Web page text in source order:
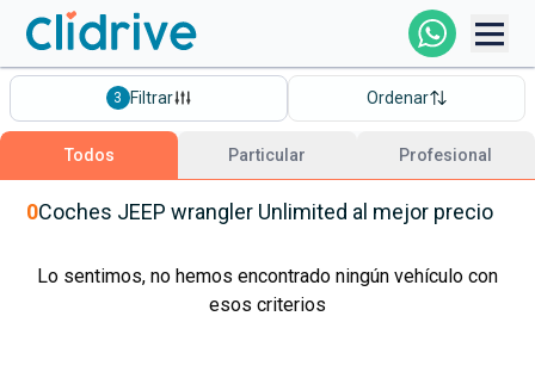
Comprar Coche
Todos Los Coches
Profesional
Particular
3 Filtrar Ordenar
Todos Particular Profesional
0Coches JEEP wrangler Unlimited al mejor precio
Lo sentimos, no hemos encontrado ningún vehículo con
esos criterios